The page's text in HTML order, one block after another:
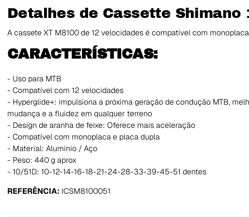
Detalhes de Cassette Shimano
A cassete XT M8100 de 12 velocidades é compatível com
CARACTERÍSTICAS:
- Uso para MTB
- Compatível com 12 velocidades
- Hyperglide+: impulsiona a próxima geração de condução MTB,
mudança e a fluidez em qualquer terreno
- Design de aranha de feixe: Oferece mais aceleração
- Compatível com monoplaca e placa dupla
- Material: Alumínio / Aço
- Peso: 440 g aprox
- 10/51D: 10-12-14-16-18-21-24-28-33-39-45-51 dentes
REFERÊNCIA: ICSM8100051